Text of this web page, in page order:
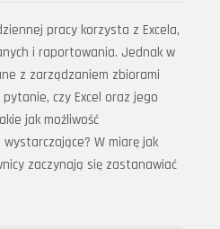
pracy korzysta z Excela,
i raportowania. Jednak w
z zarządzaniem zbiorami
czy Excel oraz jego
jak możliwość
W miarę jak
zaczynają się zastanawiać